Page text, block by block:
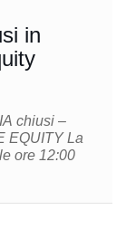
in
ore 12:00